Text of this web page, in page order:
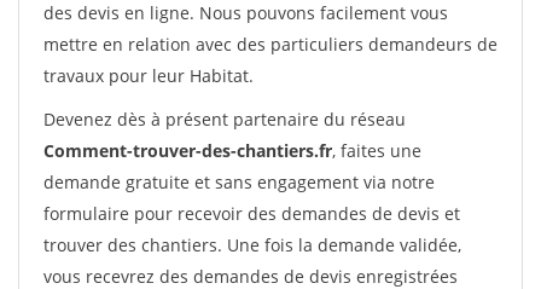
des devis en ligne. Nous pouvons facilement vous
mettre en relation avec des particuliers demandeurs de
travaux pour leur Habitat.
Devenez dès à présent partenaire du réseau
Comment-trouver-des-chantiers.fr, faites une
demande gratuite et sans engagement via notre
formulaire pour recevoir des demandes de devis et
trouver des chantiers. Une fois la demande validée,
vous recevrez des demandes de devis enregistrées